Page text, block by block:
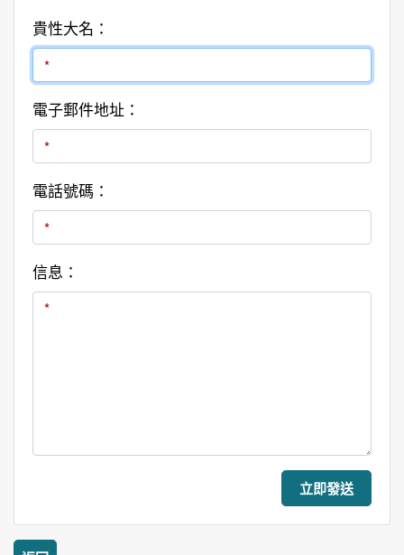
貴性大名：
電子郵件地址：
電話號碼：
信息：
立即發送